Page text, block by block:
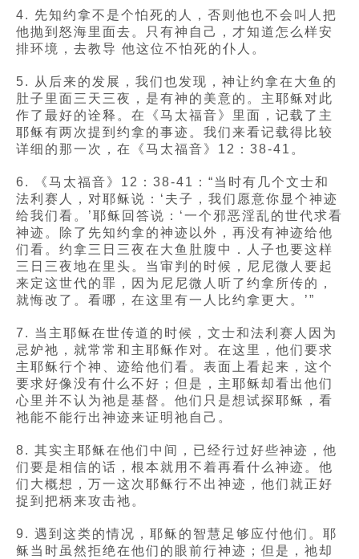
4. 先知约拿不是个怕死的人，否则他也不会叫人把
他抛到怒海里面去。只有神自己，才知道怎么样安
排环境，去教导 他这位不怕死的仆人。
5. 从后来的发展，我们也发现，神让约拿在大鱼的
肚子里面三天三夜，是有神的美意的。主耶稣对此
作了最好的诠释。在《马太福音》里面，记载了主
耶稣有两次提到约拿的事迹。我们来看记载得比较
详细的那一次，在《马太福音》12：38-41。
6. 《马太福音》12：38-41：“当时有几个文士和
法利赛人，对耶稣说：‘夫子，我们愿意你显个神迹
给我们看。’耶稣回答说：‘一个邪恶淫乱的世代求看
神迹。除了先知约拿的神迹以外，再没有神迹给他
们看。约拿三日三夜在大鱼肚腹中．人子也要这样
三日三夜地在里头。当审判的时候，尼尼微人要起
来定这世代的罪，因为尼尼微人听了约拿所传的，
就悔改了。看哪，在这里有一人比约拿更大。’”
7. 当主耶稣在世传道的时候，文士和法利赛人因为
忌妒祂，就常常和主耶稣作对。在这里，他们要求
主耶稣行个神、迹给他们看。表面上看起来，这个
要求好像没有什么不好；但是，主耶稣却看出他们
心里并不认为祂是基督。他们只是想试探耶稣，看
祂能不能行出神迹来证明祂自己。
8. 其实主耶稣在他们中间，已经行过好些神迹，他
们要是相信的话，根本就用不着再看什么神迹。他
们大概想，万一这次耶稣行不出神迹，他们就正好
捉到把柄来攻击祂。
9. 遇到这类的情况，耶稣的智慧足够应付他们。耶
稣当时虽然拒绝在他们的眼前行神迹；但是，祂却